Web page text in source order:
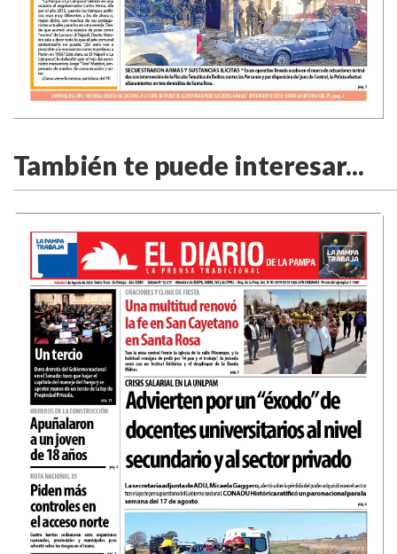
También te puede interesar...